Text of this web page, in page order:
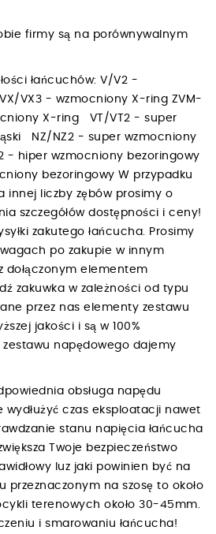
firmy są na porównywalnym
łańcuchów: V/V2 -
VX3 - wzmocniony X-ring ZVM-
X-ring VT/VT2 - super
NZ/NZ2 - super wzmocniony
- hiper wzmocniony bezoringowy
bezoringowy W przypadku
innej liczby zębów prosimy o
szczegółów dostępności i ceny!
zakutego łańcucha. Prosimy
po zakupie w innym
dołączonym elementem
zakuwka w zależności od typu
przez nas elementy zestawu
jakości i są w 100%
zestawu napędowego dajemy
obsługa napędu
czas eksploatacji nawet
stanu napięcia łańcucha
Twoje bezpieczeństwo
luz jaki powinien być na
przeznaczonym na szosę to około
terenowych około 30-45mm.
i smarowaniu łańcucha!